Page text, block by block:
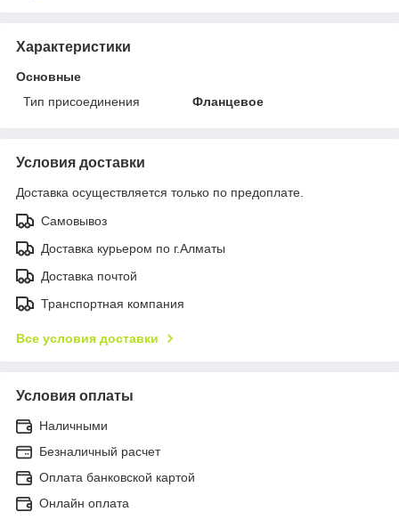
Характеристики
Основные
Тип присоединения
Фланцевое
Условия доставки
Доставка осуществляется только по предоплате.
Самовывоз
Доставка курьером по г.Алматы
Доставка почтой
Транспортная компания
Все условия доставки
Условия оплаты
Наличными
Безналичный расчет
Оплата банковской картой
Онлайн оплата